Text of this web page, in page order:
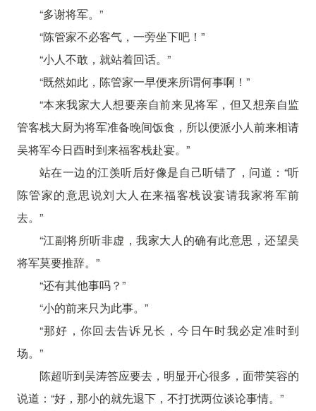
“多谢将军。”
“陈管家不必客气，一旁坐下吧！”
“小人不敢，就站着回话。”
“既然如此，陈管家一早便来所谓何事啊！”
“本来我家大人想要亲自前来见将军，但又想亲自监
管客栈大厨为将军准备晚间饭食，所以便派小人前来相请
吴将军今日酉时到来福客栈赴宴。”
站在一边的江羡听后好像是自己听错了，问道：“听
陈管家的意思说刘大人在来福客栈设宴请我家将军前
去。”
“江副将所听非虚，我家大人的确有此意思，还望吴
将军莫要推辞。”
“还有其他事吗？”
“小的前来只为此事。”
“那好，你回去告诉兄长，今日午时我必定准时到
场。”
陈超听到吴涛答应要去，明显开心很多，面带笑容的
说道：“好，那小的就先退下，不打扰两位谈论事情。”